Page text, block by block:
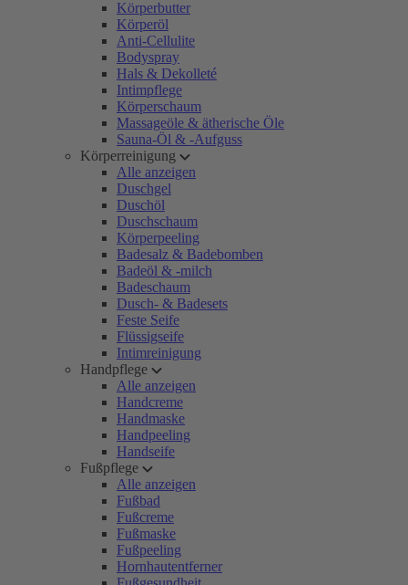
Körperbutter
Körperöl
Anti-Cellulite
Bodyspray
Hals & Dekolleté
Intimpflege
Körperschaum
Massageöle & ätherische Öle
Sauna-Öl & -Aufguss
Körperreinigung
Alle anzeigen
Duschgel
Duschöl
Duschschaum
Körperpeeling
Badesalz & Badebomben
Badeöl & -milch
Badeschaum
Dusch- & Badesets
Feste Seife
Flüssigseife
Intimreinigung
Handpflege
Alle anzeigen
Handcreme
Handmaske
Handpeeling
Handseife
Fußpflege
Alle anzeigen
Fußbad
Fußcreme
Fußmaske
Fußpeeling
Hornhautentferner